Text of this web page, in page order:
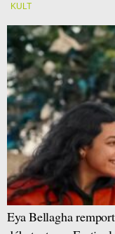
KULT
Eya Bellagha